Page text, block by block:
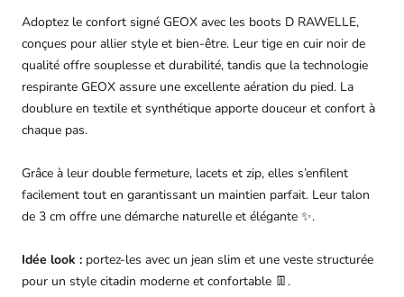
Adoptez le confort signé GEOX avec les boots D RAWELLE,
conçues pour allier style et bien-être. Leur tige en cuir noir de
qualité offre souplesse et durabilité, tandis que la technologie
respirante GEOX assure une excellente aération du pied. La
doublure en textile et synthétique apporte douceur et confort à
chaque pas.
Grâce à leur double fermeture, lacets et zip, elles s’enfilent
facilement tout en garantissant un maintien parfait. Leur talon
de 3 cm offre une démarche naturelle et élégante ✨.
Idée look : portez-les avec un jean slim et une veste structurée
pour un style citadin moderne et confortable 👖.